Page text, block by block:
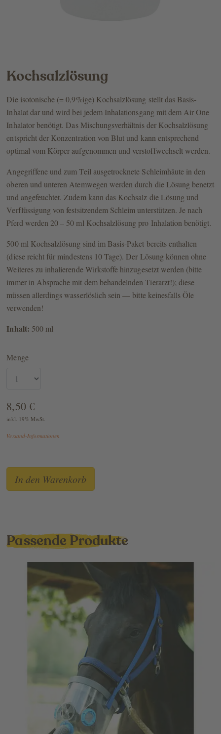
Kochsalzlösung
Die isotonische (= 0,9%ige) Kochsalzlösung stellt das Basis-
Inhalat dar und wird bei jedem Inhalationsgang mit dem Air One
Inhalator benötigt. Das Mischungsverhältnis der Kochsalzlösung
entspricht der Konzentration von Blut und kann entsprechend
optimal vom Körper aufgenommen und verstoffwechselt werden.
Angegriffene und zum Teil ausgetrocknete Schleimhäute in den
oberen und unteren Atemwegen werden durch die Lösung benetzt
und angefeuchtet. Zudem kann das Kochsalz die Lösung und
Verflüssigung von festsitzendem Schleim unterstützen. Je nach
Pferd werden 20 – 50 ml Kochsalzlösung pro Inhalation benötigt.
500 ml Kochsalzlösung sind im Basis-Paket bereits enthalten
(diese reicht für mindestens 10 Tage). Der Lösung können ohne
Weiteres zu inhalierende Wirkstoffe hinzugesetzt werden (bitte
immer in Absprache mit dem behandelnden Tierarzt!); diese
müssen allerdings wasserlöslich sein — bitte keinesfalls Öle
verwenden!
Inhalt: 500 ml
Menge
8,50 €
inkl. 19% MwSt.
Versand-Informationen
Passende Produkte